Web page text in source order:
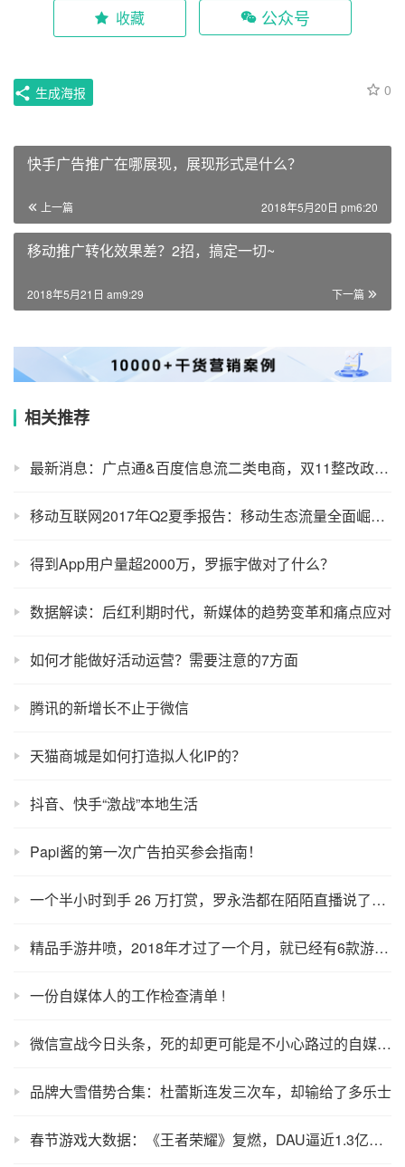
收藏 公众号
0
生成海报
快手广告推广在哪展现，展现形式是什么？
上一篇 2018年5月20日 pm6:20
移动推广转化效果差？2招，搞定一切~
下一篇
2018年5月21日 am9:29
相关推荐
最新消息：广点通&百度信息流二类电商，双11整改政策！
移动互联网2017年Q2夏季报告：移动生态流量全面崛起，制霸者属谁？
得到App用户量超2000万，罗振宇做对了什么？
数据解读：后红利期时代，新媒体的趋势变革和痛点应对
如何才能做好活动运营？需要注意的7方面
腾讯的新增长不止于微信
天猫商城是如何打造拟人化IP的？
抖音、快手“激战”本地生活
Papi酱的第一次广告拍买参会指南！
一个半小时到手 26 万打赏，罗永浩都在陌陌直播说了什么？
精品手游井喷，2018年才过了一个月，就已经有6款游戏爆了！
一份自媒体人的工作检查清单 !
微信宣战今日头条，死的却更可能是不小心路过的自媒体小兵！
品牌大雪借势合集：杜蕾斯连发三次车，却输给了多乐士
春节游戏大数据：《王者荣耀》复燃，DAU逼近1.3亿，“吃鸡”手游成绩单出炉，《迷你世界》DAU高达1255万